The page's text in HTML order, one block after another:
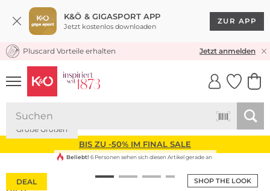
K&Ö & GIGASPORT APP
Jetzt kostenlos downloaden
ZUR APP
KOSTENLOSER VERSAND* & RÜCKVERSAND
Pluscard Vorteile erhalten Jetzt anmelden
UNSERE APP
CLICK &
BIS ZU -50% IM FINAL SALE
SHOP THE LOOK
DEAL
Große Größen
Beliebt! 6 Personen sehen sich diesen Artikel gerade an